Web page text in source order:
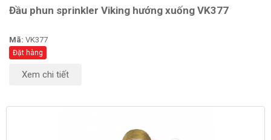
Đầu phun sprinkler Viking hướng xuống VK377
Mã: VK377
Đặt hàng
Xem chi tiết